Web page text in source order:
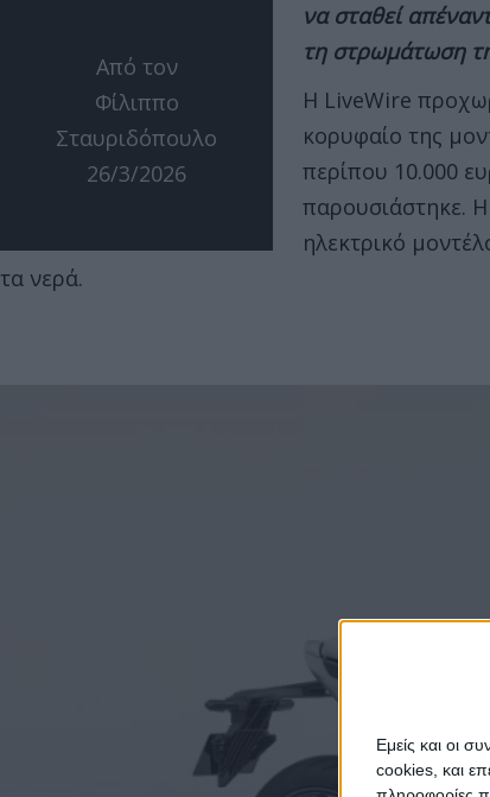
Εμείς και οι
cookies, και
Από τον
Φίλιππο
Σταυριδόπουλο
26/3/2026
να σταθεί
τη στρωμάτωση
Η LiveWire
κορυφαίο της
περίπου 10.000
παρουσιάστηκε.
ηλεκτρικό
τα νερά.